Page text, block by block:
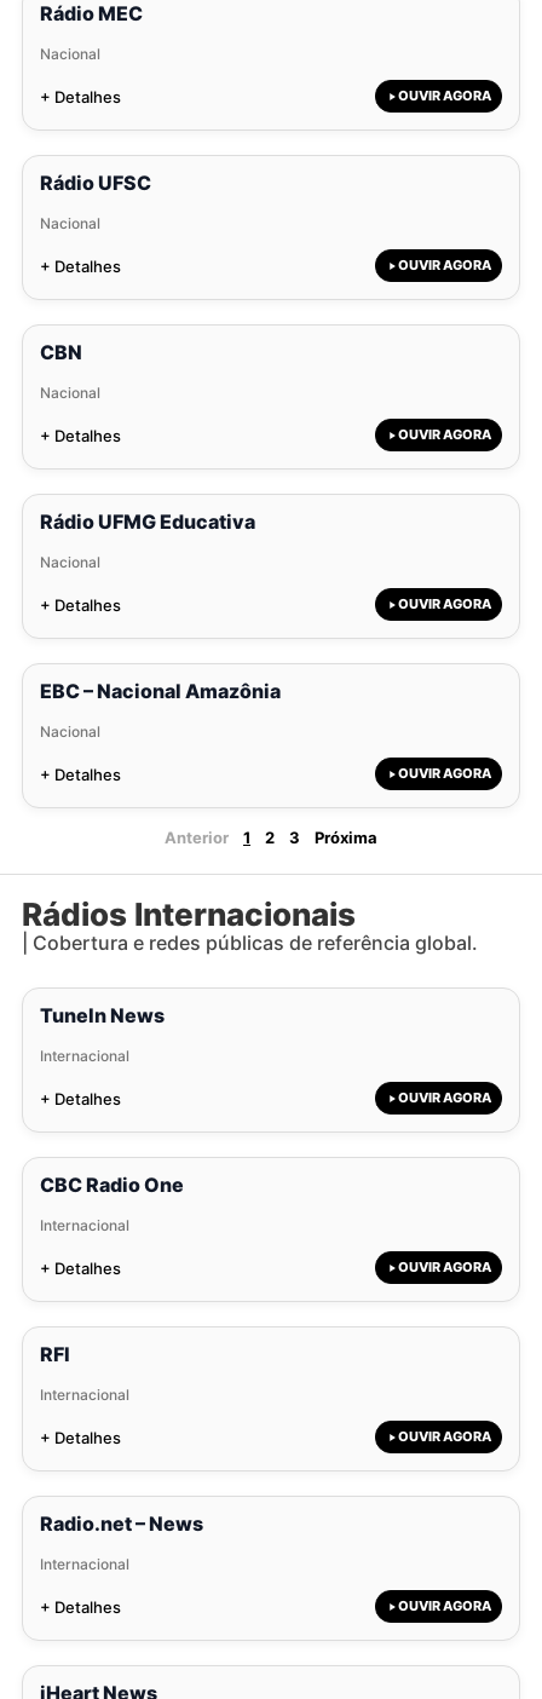
Rádio MEC
Nacional
+ Detalhes OUVIR AGORA
Rádio UFSC
Nacional
+ Detalhes OUVIR AGORA
CBN
Nacional
+ Detalhes OUVIR AGORA
Rádio UFMG Educativa
Nacional
+ Detalhes OUVIR AGORA
EBC – Nacional Amazônia
Nacional
+ Detalhes OUVIR AGORA
Anterior 1 2 3 Próxima
Rádios Internacionais
| Cobertura e redes públicas de referência global.
TuneIn News
Internacional
+ Detalhes OUVIR AGORA
CBC Radio One
Internacional
+ Detalhes OUVIR AGORA
RFI
Internacional
+ Detalhes OUVIR AGORA
Radio.net – News
Internacional
+ Detalhes OUVIR AGORA
iHeart News